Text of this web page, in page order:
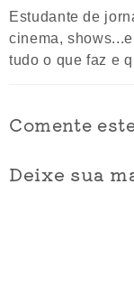
Estudante de
cinema,
tudo o que faz e
Comente
Deixe sua